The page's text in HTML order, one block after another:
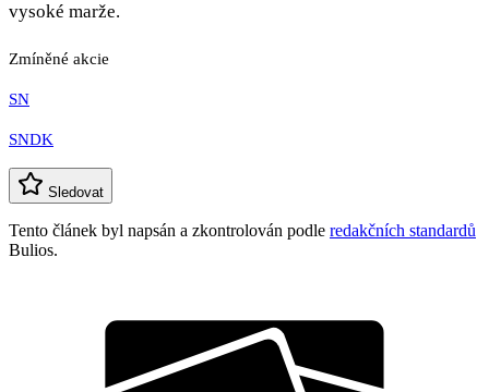
vysoké marže.
Zmíněné akcie
SN
SNDK
Sledovat
Tento článek byl napsán a zkontrolován podle redakčních standardů
Bulios.